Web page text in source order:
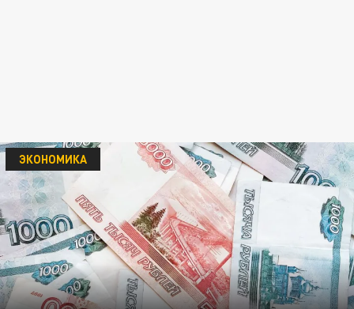
ЭКОНОМИКА